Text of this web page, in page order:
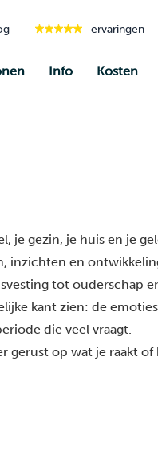
ervaringen
Info Kosten
je gezin, je huis en je
inzichten en
tot ouderschap
kant zien: de
die veel vraagt.
gerust op wat je raakt